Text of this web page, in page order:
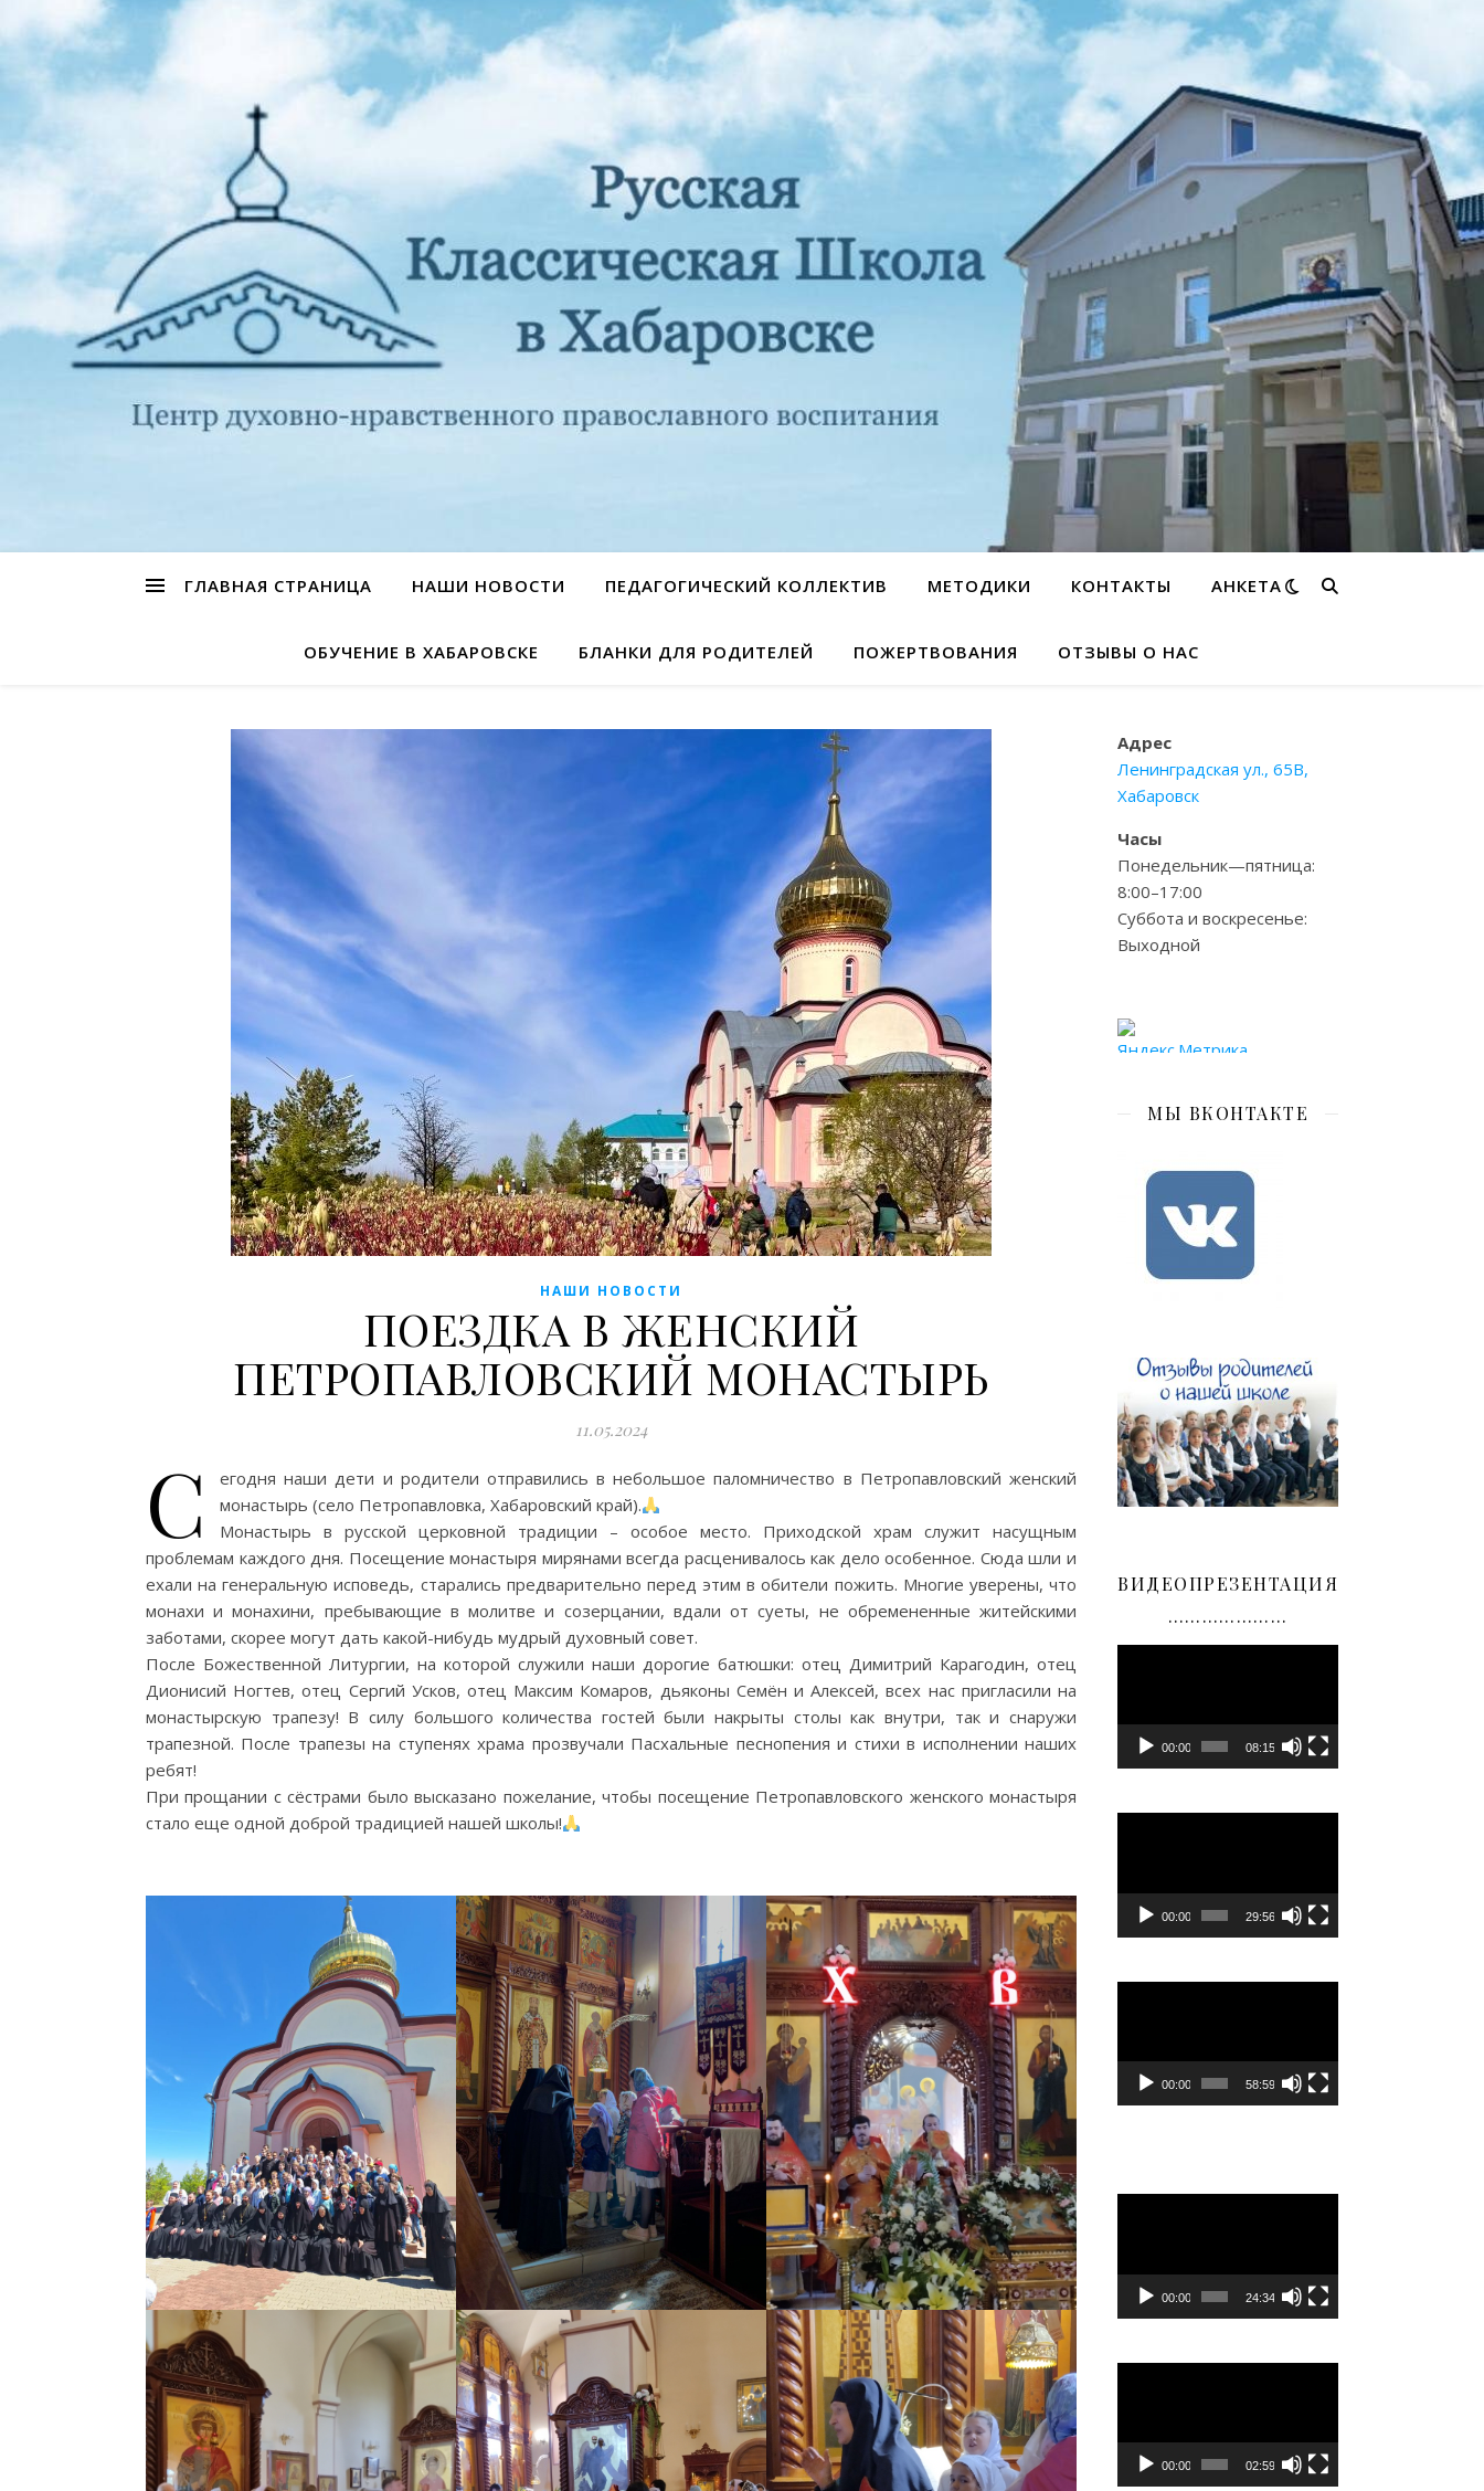
ГЛАВНАЯ СТРАНИЦА НАШИ НОВОСТИ ПЕДАГОГИЧЕСКИЙ КОЛЛЕКТИВ МЕТОДИКИ КОНТАКТЫ АНКЕТА
ОБУЧЕНИЕ В ХАБАРОВСКЕ БЛАНКИ ДЛЯ РОДИТЕЛЕЙ ПОЖЕРТВОВАНИЯ ОТЗЫВЫ О НАС
НАШИ НОВОСТИ
ПОЕЗДКА В ЖЕНСКИЙ
ПЕТРОПАВЛОВСКИЙ МОНАСТЫРЬ
11.05.2024
С
егодня наши дети и родители отправились в небольшое паломничество в Петропавловский женский
монастырь (село Петропавловка, Хабаровский край).
Монастырь в русской церковной традиции – особое место. Приходской храм служит насущным
проблемам каждого дня. Посещение монастыря мирянами всегда расценивалось как дело особенное. Сюда шли и
ехали на генеральную исповедь, старались предварительно перед этим в обители пожить. Многие уверены, что
монахи и монахини, пребывающие в молитве и созерцании, вдали от суеты, не обремененные житейскими
заботами, скорее могут дать какой-нибудь мудрый духовный совет.
После Божественной Литургии, на которой служили наши дорогие батюшки: отец Димитрий Карагодин, отец
Дионисий Ногтев, отец Сергий Усков, отец Максим Комаров, дьяконы Семён и Алексей, всех нас пригласили на
монастырскую трапезу! В силу большого количества гостей были накрыты столы как внутри, так и снаружи
трапезной. После трапезы на ступенях храма прозвучали Пасхальные песнопения и стихи в исполнении наших
ребят!
При прощании с сёстрами было высказано пожелание, чтобы посещение Петропавловского женского монастыря
стало еще одной доброй традицией нашей школы!
Адрес
Ленинградская ул., 65В,
Хабаровск
Часы
Понедельник—пятница:
8:00–17:00
Суббота и воскресенье:
Выходной
МЫ ВКОНТАКТЕ
ВИДЕОПРЕЗЕНТАЦИЯ
…………………
00:00 08:15
00:00 29:56
00:00 58:59
00:00 24:34
00:00 02:59